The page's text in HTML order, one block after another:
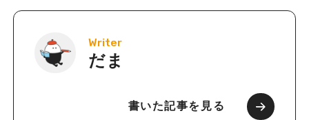
Writer
だま
書いた記事を見る